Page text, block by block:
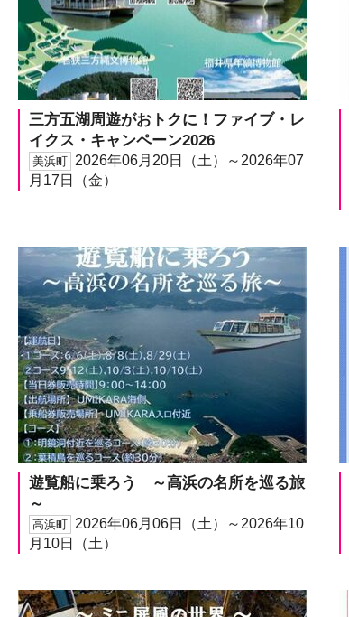
三方五湖周遊がおトクに！ファイブ・レ
イクス・キャンペーン2026
美浜町 2026年06月20日（土）～2026年07
月17日（金）
遊覧船に乗ろう ～高浜の名所を巡る旅
～
高浜町 2026年06月06日（土）～2026年10
月10日（土）